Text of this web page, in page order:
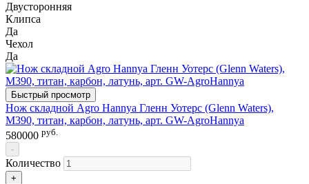
Двусторонняя
Клипса
Да
Чехол
Да
Быстрый просмотр
Нож складной Agro Hannya Гленн Уотерс (Glenn Waters),
M390, титан, карбон, латунь, арт. GW-AgroHannya
580000 руб.
-
Количество
+